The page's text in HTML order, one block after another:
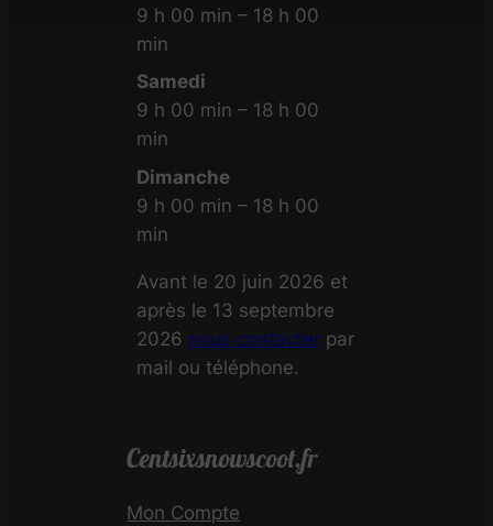
9 h 00 min – 18 h 00
min
Samedi
9 h 00 min – 18 h 00
min
Dimanche
9 h 00 min – 18 h 00
min
Avant le 20 juin 2026 et
après le 13 septembre
2026 nous contacter par
mail ou téléphone.
Centsixsnowscoot.fr
Mon Compte